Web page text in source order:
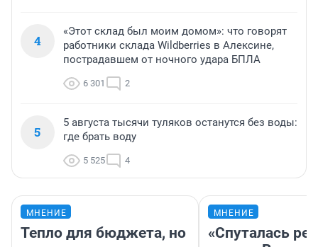
4
«Этот склад был моим домом»: что говорят
работники склада Wildberries в Алексине,
пострадавшем от ночного удара БПЛА
6 301 2
5
5 августа тысячи туляков останутся без воды:
где брать воду
5 525 4
МНЕНИЕ
Тепло для бюджета, но
МНЕНИЕ
«Спуталась